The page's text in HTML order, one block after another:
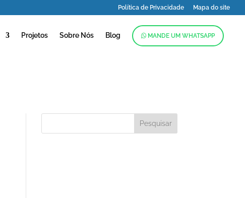
Política de Privacidade Mapa do site
Projetos Sobre Nós Blog MANDE UM WHATSAPP